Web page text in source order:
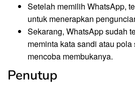
Setelah memilih WhatsApp,
untuk menerapkan
Sekarang, WhatsApp sudah
meminta kata sandi atau
mencoba membukanya.
Penutup